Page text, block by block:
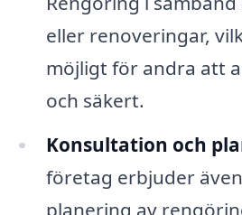
eller renoveringar,
möjligt för andra att
och säkert.
Konsultation och
företag erbjuder